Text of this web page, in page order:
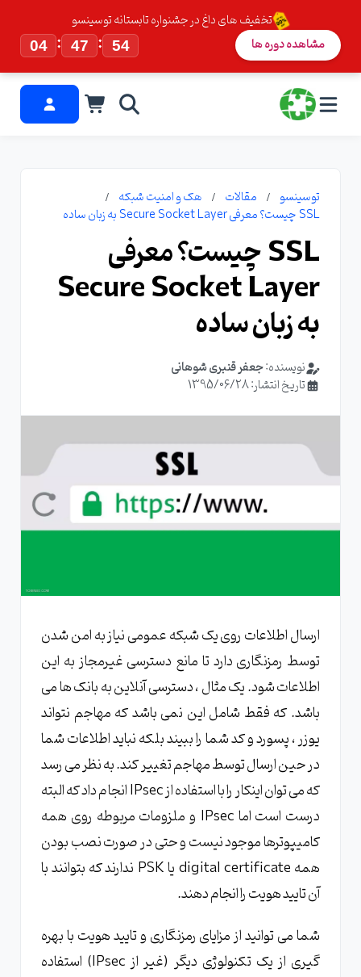
تخفیف های داغ در جشنواره تابستانه توسینسو
04 : 47 : 54 مشاهده دوره ها
توسینسو مقالات
هک و امنیت شبکه
SSL چیست؟ معرفی Secure Socket Layer به زبان ساده
SSL چیست؟ معرفی
Secure Socket Layer
به زبان ساده
نویسنده:جعفر قنبری شوهانی
تاریخ انتشار: 1395/06/28
ارسال اطلاعات روی یک شبکه عمومی نیاز به امن شدن
توسط رمزنگاری دارد تا مانع دسترسی غیرمجاز به این
اطلاعات شود. یک مثال ، دسترسی آنلاین به بانک ها می
باشد. که فقط شامل این نمی باشد که مهاجم نتواند
یوزر ، پسورد و کد شما را ببیند بلکه نباید اطلاعات شما
در حین ارسال توسط مهاجم تغییر کند. به نظر می رسد
که می توان اینکار را با استفاده از IPsec انجام داد که البته
درست است اما IPsec و ملزومات مربوطه روی همه
کامیپوترها موجود نیست و حتی در صورت نصب بودن
همه digital certificate یا PSK ندارند که بتوانند با
آن تایید هویت را انجام دهند.
شما می توانید از مزایای رمزنگاری و تایید هویت با بهره
گیری از یک تکنولوژی دیگر (غیر از IPsec) استفاده